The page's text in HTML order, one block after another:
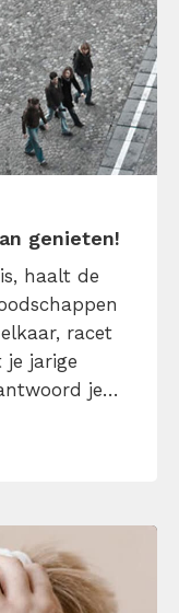
genieten!
haalt de
racet
jarige
je
Voel